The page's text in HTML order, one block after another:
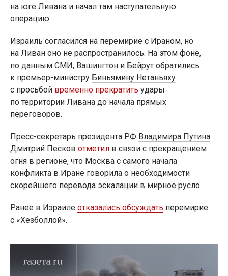
на юге Ливана и начал там наступательную
операцию.
Израиль согласился на перемирие с Ираном, но
на Ливан оно не распространилось. На этом фоне,
по данным СМИ, Вашингтон и Бейрут обратились
к премьер-министру Биньямину Нетаньяху
с просьбой временно прекратить удары
по территории Ливана до начала прямых
переговоров.
Пресс-секретарь президента РФ Владимира Путина
Дмитрий Песков отметил в связи с прекращением
огня в регионе, что Москва с самого начала
конфликта в Иране говорила о необходимости
скорейшего перевода эскалации в мирное русло.
Ранее в Израиле отказались обсуждать перемирие
с «Хезболлой».